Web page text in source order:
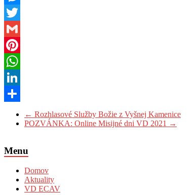
Messenger
Twitter
Gmail
Pinterest
WhatsApp
LinkedIn
← Rozhlasové Služby Božie z Vyšnej Kamenice
POZVÁNKA: Online Misijné dni VD 2021 →
Menu
Domov
Aktuality
VD ECAV